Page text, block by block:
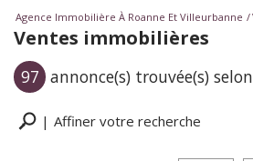
Agence Immobilière À Roanne Et Villeurbanne
Ventes immobilières
97 annonce(s) trouvée(s)
Affiner votre recherche